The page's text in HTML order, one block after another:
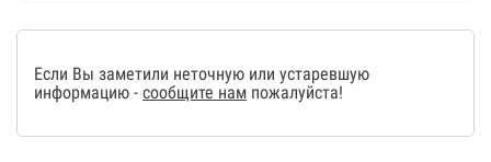
Если Вы заметили неточную или устаревшую
информацию - сообщите нам пожалуйста!